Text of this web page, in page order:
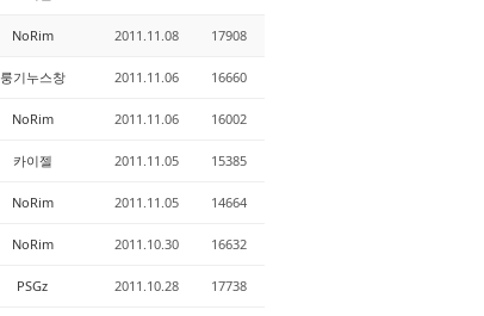
NoRim 2011.11.08 17908
룽기누스창 2011.11.06 16660
NoRim 2011.11.06 16002
카이젤 2011.11.05 15385
NoRim 2011.11.05 14664
NoRim 2011.10.30 16632
PSGz 2011.10.28 17738